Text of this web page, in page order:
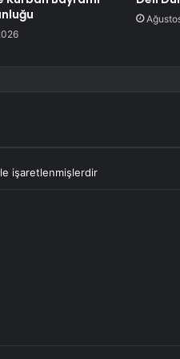
işaretlenmişlerdir